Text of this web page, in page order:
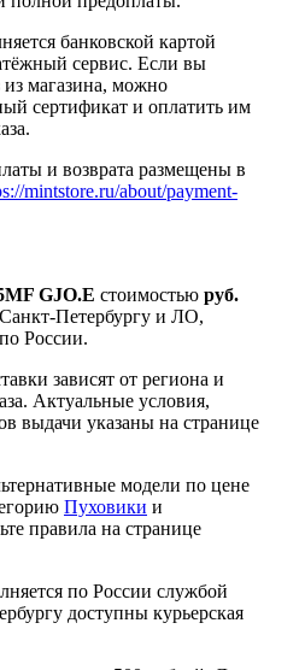
банковской картой
сервис. Если вы
магазина, можно
сертификат и оплатить им
и возврата размещены в
mintstore.ru/about/payment-
GJO.E стоимостью руб.
Петербургу и ЛО,
России.
зависят от региона и
Актуальные условия,
выдачи указаны на странице
модели по цене
Пуховики и
правила на странице
по России службой
доступны курьерская